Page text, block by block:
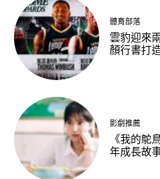
體育部落
雲豹迎來
顏行書打
影劇推薦
《我的
年成長故